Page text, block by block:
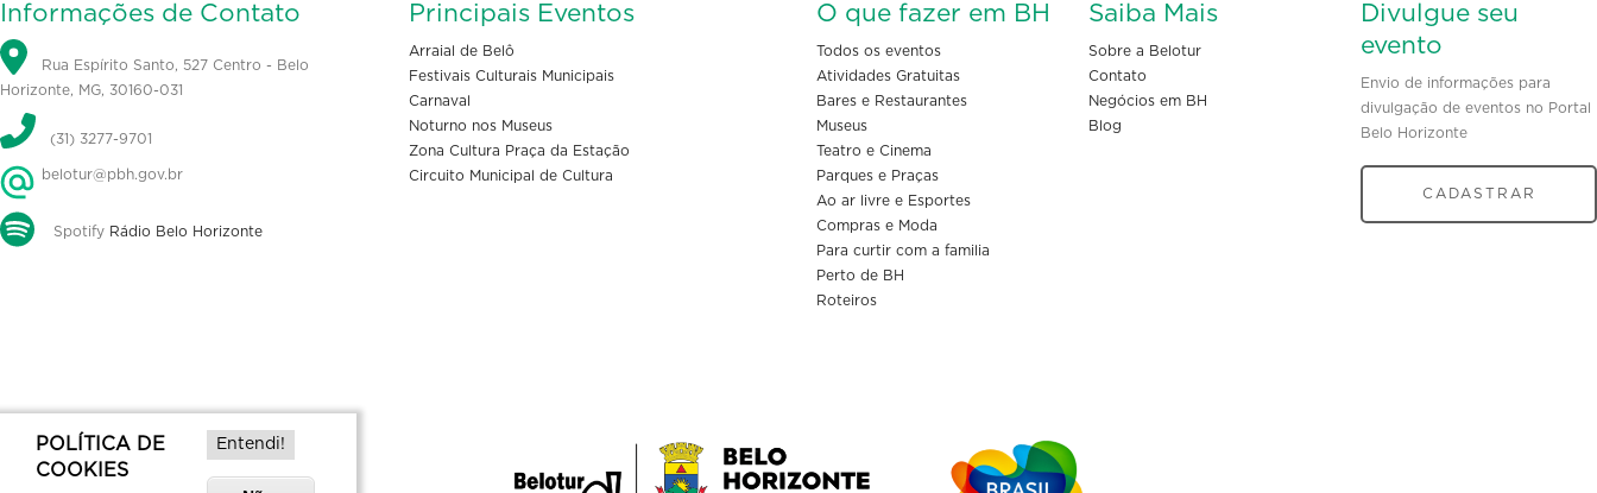
Informações de Contato
Rua Espírito Santo, 527 Centro - Belo
Horizonte, MG, 30160-031
(31) 3277-9701
belotur@pbh.gov.br
Spotify Rádio Belo Horizonte
Principais Eventos
Arraial de Belô
Festivais Culturais Municipais
Carnaval
Noturno nos Museus
Zona Cultura Praça da Estação
Circuito Municipal de Cultura
O que fazer em BH
Todos os eventos
Atividades Gratuitas
Bares e Restaurantes
Museus
Teatro e Cinema
Parques e Praças
Ao ar livre e Esportes
Compras e Moda
Para curtir com a familia
Perto de BH
Roteiros
Saiba Mais
Sobre a Belotur
Contato
Negócios em BH
Blog
Divulgue seu
evento
Envio de informações para
divulgação de eventos no Portal
Belo Horizonte
CADASTRAR
POLÍTICA DE
COOKIES
Entendi!